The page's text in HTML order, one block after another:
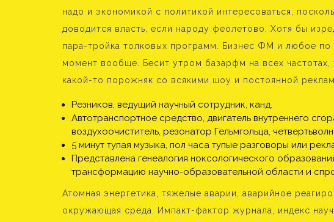
надо и экономикой с политикой интересоваться,
доводится власть, если народу феолетово. Хотя бы
пара-тройка толковых программ. Бизнес ФМ и любое по
момент вообще. Бесит утром базарфм на всех частотах,
какой-то порожняк со всякими шоу и постоянной
Резников, ведущий научный сотрудник, канд.
Автотранспортное средство, двигатель внутреннего
воздухоочиститель, резонатор Гельмгольца,
5 минут тупая музыка, пол часа тупые разговоры или
Представлена генеалогия ноксологического
трансформацию научно-образовательной области и
Атомная энергетика, тяжелые аварии, аварийное
окружающая среда. Импакт-фактор журнала, индекс